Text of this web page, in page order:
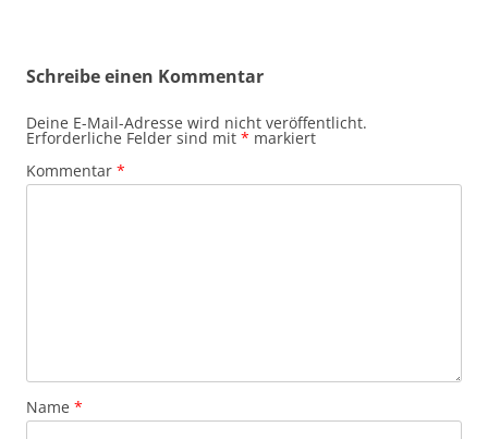
Schreibe einen Kommentar
Deine E-Mail-Adresse wird nicht veröffentlicht.
Erforderliche Felder sind mit * markiert
Kommentar *
Name *